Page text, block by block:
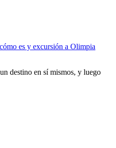
es y excursión a Olimpia
destino en sí mismos, y luego